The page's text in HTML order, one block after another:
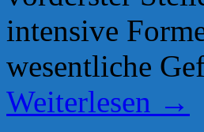
intensive
wesentliche
Weiterlesen →